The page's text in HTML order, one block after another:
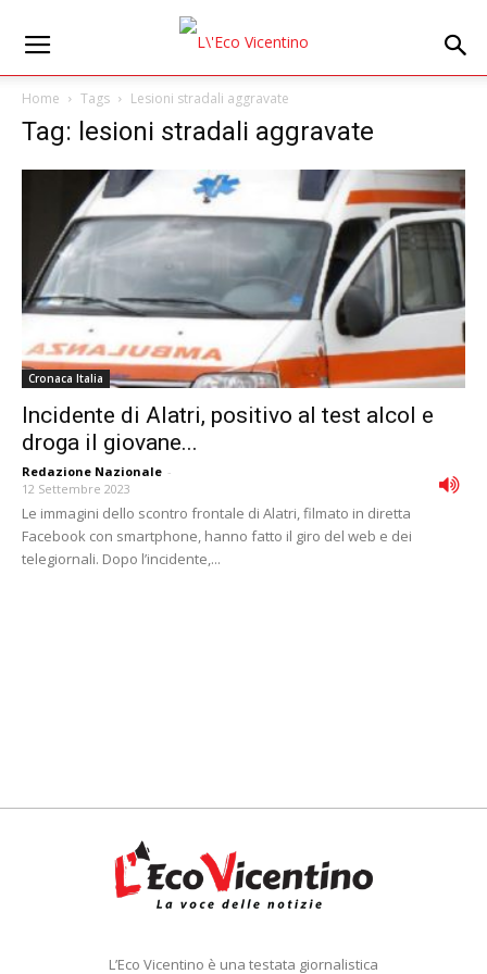
Home Tags Lesioni stradali aggravate
Tag: lesioni stradali aggravate
Cronaca Italia
Incidente di Alatri, positivo al test alcol e
droga il giovane...
Redazione Nazionale -
12 Settembre 2023
Le immagini dello scontro frontale di Alatri, filmato in diretta
Facebook con smartphone, hanno fatto il giro del web e dei
telegiornali. Dopo l’incidente,...
L’Eco Vicentino è una testata giornalistica